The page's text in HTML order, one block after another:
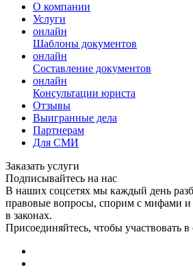
О компании
Услуги
онлайн
Шаблоны документов
онлайн
Составление документов
онлайн
Консультации юриста
Отзывы
Выигранные дела
Партнерам
Для СМИ
Заказать услуги
Подписывайтесь на нас
В наших соцсетях мы каждый день
правовые вопросы, спорим с мифами и
в законах.
Присоединяйтесь, чтобы участвовать